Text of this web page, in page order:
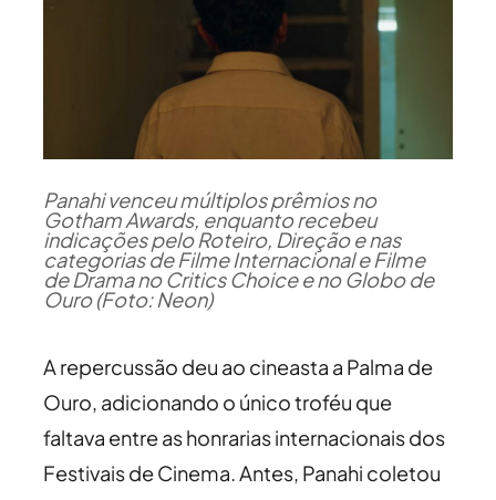
Panahi venceu múltiplos prêmios no
Gotham Awards, enquanto recebeu
indicações pelo Roteiro, Direção e nas
categorias de Filme Internacional e Filme
de Drama no Critics Choice e no Globo de
Ouro (Foto: Neon)
A repercussão deu ao cineasta a Palma de
Ouro, adicionando o único troféu que
faltava entre as honrarias internacionais dos
Festivais de Cinema. Antes, Panahi coletou